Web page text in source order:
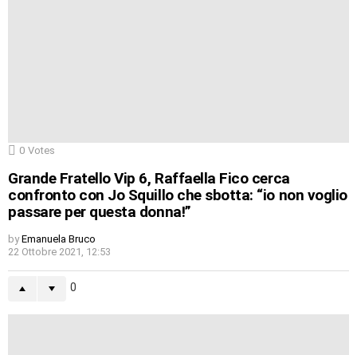
0 Votes
Grande Fratello Vip 6, Raffaella Fico cerca
confronto con Jo Squillo che sbotta: “io non voglio
passare per questa donna!”
by Emanuela Bruco
22 Ottobre 2021, 12:53
0